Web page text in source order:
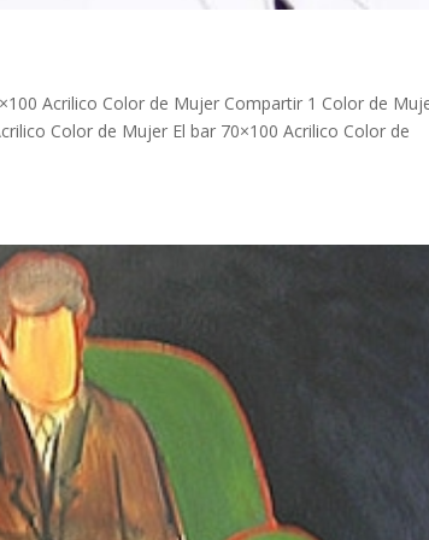
Acrilico Color de Mujer Compartir 1 Color de
Color de Mujer El bar 70×100 Acrilico Color de